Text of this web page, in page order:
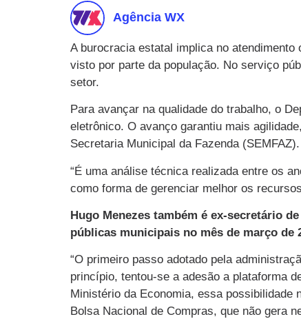
Agência WX
A burocracia estatal implica no
visto por parte da população. No serviço
setor.
Para avançar na qualidade do trabalho, o
eletrônico. O avanço garantiu mais
Secretaria Municipal da Fazenda (SEMFAZ).
“É uma análise técnica realizada entre os
como forma de gerenciar melhor os
Hugo Menezes também é ex-secretário
públicas municipais no mês de março de
“O primeiro passo adotado pela
princípio, tentou-se a adesão a plataforma
Ministério da Economia, essa possibilidade
Bolsa Nacional de Compras, que não gera